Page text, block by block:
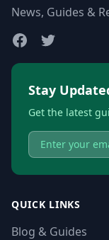
News, Guides &
Stay
Get the latest
QUICK LINKS
Blog & Guides